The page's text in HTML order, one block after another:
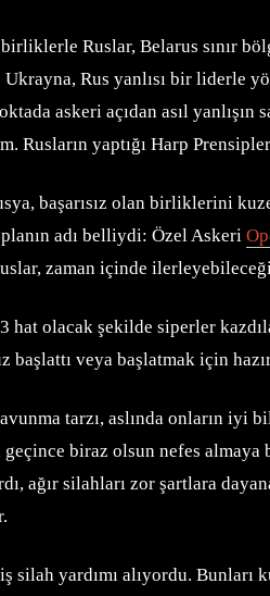
Ruslar, Belarus sınır
Ukrayna, Rus yanlısı bir
askeri açıdan asıl
Rusların yaptığı Harp
başarısız olan birliklerini
adı belliydi: Özel Askeri
zaman içinde
hat olacak şekilde siperler
başlattı veya başlatmak için
tarzı, aslında onların
biraz olsun nefes
ağır silahları zor şartlara
silah yardımı alıyordu.